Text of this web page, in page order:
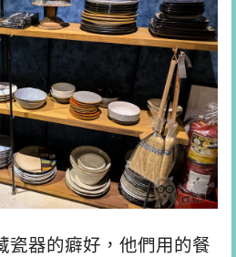
瓷器的癖好，他們用的餐